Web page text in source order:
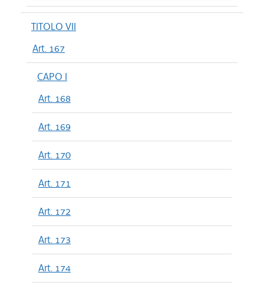
TITOLO VII
Art. 167
CAPO I
Art. 168
Art. 169
Art. 170
Art. 171
Art. 172
Art. 173
Art. 174